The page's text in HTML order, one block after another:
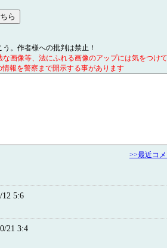
。作者様への批判は禁止！
画像等、法にふれる画像のアップには気をつけ
報を警察まで開示する事があります
>>最近コ
12 5:6
21 3:4